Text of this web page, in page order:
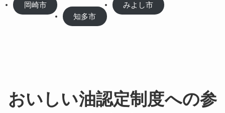
岡崎市
みよし市
知多市
おいしい油認定制度への参